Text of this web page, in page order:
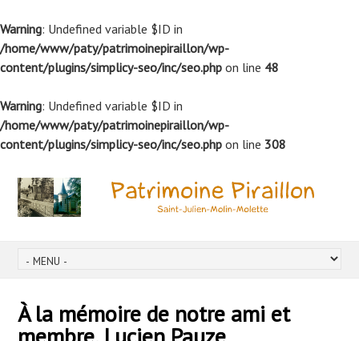
Warning: Undefined variable $ID in
/home/www/paty/patrimoinepiraillon/wp-
content/plugins/simplicy-seo/inc/seo.php on line 48
Warning: Undefined variable $ID in
/home/www/paty/patrimoinepiraillon/wp-
content/plugins/simplicy-seo/inc/seo.php on line 308
À la mémoire de notre ami et